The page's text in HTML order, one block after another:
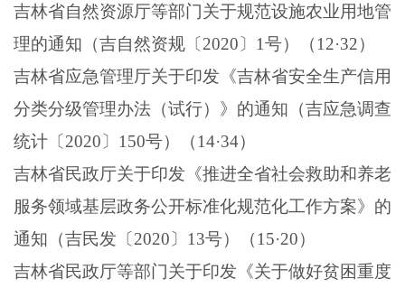
吉林省自然资源厅等部门关于规范设施农业用地管
理的通知（吉自然资规〔2020〕 1号）（12·32）
吉林省应急管理厅关于印发《吉林省安全生产信用
分类分级管理办法（试行）》的通知（吉应急调查
统计〔2020〕 150号）（14·34）
吉林省民政厅关于印发《推进全省社会救助和养老
服务领域基层政务公开标准化规范化工作方案》的
通知（吉民发〔2020〕 13号）（15·20）
吉林省民政厅等部门关于印发《关于做好贫困重度